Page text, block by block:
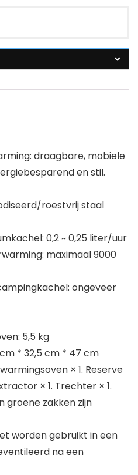
draagbare, mobiele
en stil.
roestvrij staal
0,2 ~ 0,25 liter/uur
maximaal 9000
ongeveer
5,5 kg
* 32,5 cm * 47 cm
× 1. Reserve
× 1. Trechter × 1.
groene zakken zijn
worden gebruikt in een
na een